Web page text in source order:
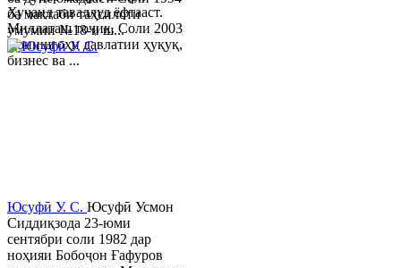
Хуҷанд таваллуд ёфтааст.
Миллаташ тоҷик. Соли 2003
Донишгоҳи давлатии ҳуқуқ,
бизнес ва ...
ба мактаби таҳсилоти
умумии №18-и ш...
Юсуфӣ У. C. Юсуфӣ Усмон
Сиддиқзода 23-юми
сентябри соли 1982 дар
ноҳияи Бобоҷон Ғафуров